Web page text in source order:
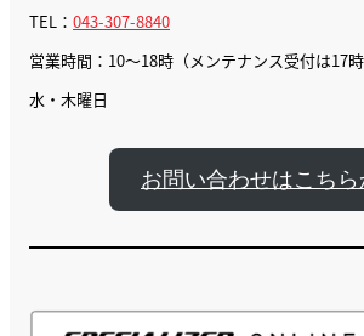
TEL： 043-307-8840
営業時間：10〜18時（メンテナンス受付は17
水・木曜日
お問い合わせはこちら